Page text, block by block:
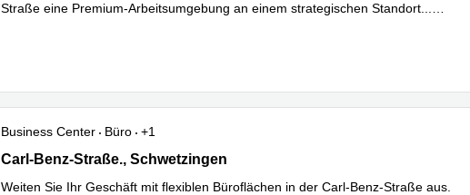
Straße eine Premium-Arbeitsumgebung an einem strategischen Standort
Business Center Büro
+1
Carl-Benz-Straße. 9-11, Schwetzingen
Carl-Benz-Straße., Schwetzingen
Weiten Sie Ihr Geschäft mit flexiblen Büroflächen in der Carl-Benz-Straße aus.